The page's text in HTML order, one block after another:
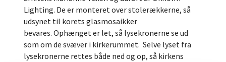
Lighting. De er monteret over stolerækkerne, så
udsynet til korets glasmosaikker
bevares. Ophænget er let, så lysekronerne se ud
som om de svæver i kirkerummet. Selve lyset fra
lysekronerne rettes både ned og op, så kirkens